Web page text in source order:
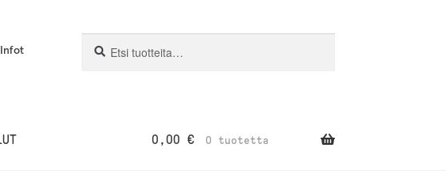
Infot
0,00 € 0 tuotetta